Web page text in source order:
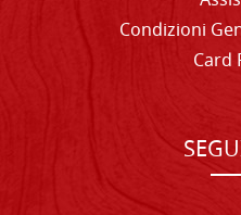
Condizioni
Card